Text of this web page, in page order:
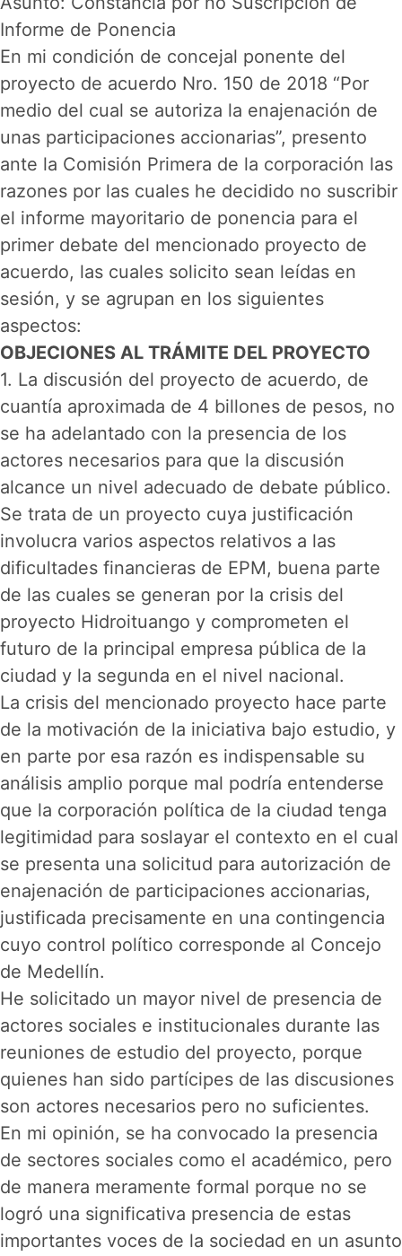
Informe de Ponencia
En mi condición de concejal ponente del
proyecto de acuerdo Nro. 150 de 2018 “Por
medio del cual se autoriza la enajenación de
unas participaciones accionarias”, presento
ante la Comisión Primera de la corporación las
razones por las cuales he decidido no suscribir
el informe mayoritario de ponencia para el
primer debate del mencionado proyecto de
acuerdo, las cuales solicito sean leídas en
sesión, y se agrupan en los siguientes
aspectos:
OBJECIONES AL TRÁMITE DEL PROYECTO
1. La discusión del proyecto de acuerdo, de
cuantía aproximada de 4 billones de pesos, no
se ha adelantado con la presencia de los
actores necesarios para que la discusión
alcance un nivel adecuado de debate público.
Se trata de un proyecto cuya justificación
involucra varios aspectos relativos a las
dificultades financieras de EPM, buena parte
de las cuales se generan por la crisis del
proyecto Hidroituango y comprometen el
futuro de la principal empresa pública de la
ciudad y la segunda en el nivel nacional.
La crisis del mencionado proyecto hace parte
de la motivación de la iniciativa bajo estudio, y
en parte por esa razón es indispensable su
análisis amplio porque mal podría entenderse
que la corporación política de la ciudad tenga
legitimidad para soslayar el contexto en el cual
se presenta una solicitud para autorización de
enajenación de participaciones accionarias,
justificada precisamente en una contingencia
cuyo control político corresponde al Concejo
de Medellín.
He solicitado un mayor nivel de presencia de
actores sociales e institucionales durante las
reuniones de estudio del proyecto, porque
quienes han sido partícipes de las discusiones
son actores necesarios pero no suficientes.
En mi opinión, se ha convocado la presencia
de sectores sociales como el académico, pero
de manera meramente formal porque no se
logró una significativa presencia de estas
importantes voces de la sociedad en un asunto